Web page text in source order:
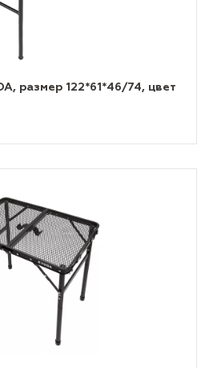
размер 122*61*46/74, цвет